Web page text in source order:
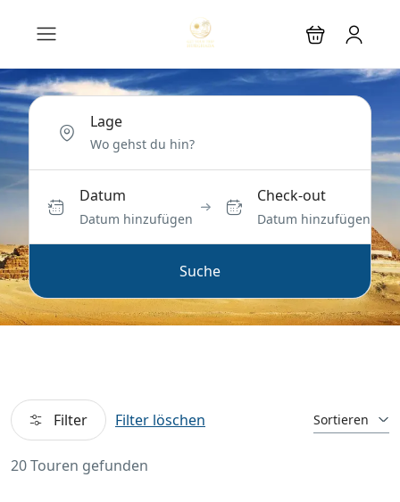
Lage
Datum
Datum hinzufügen
Check-out
Datum hinzufügen
Suche
Filter Filter löschen Sortieren
20 Touren gefunden